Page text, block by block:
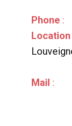
Phone :
Location
Mail :